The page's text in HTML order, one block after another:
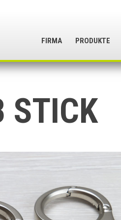
FIRMA PRODUKTE
STICK